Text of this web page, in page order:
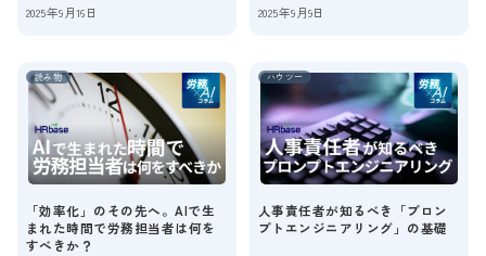
2025年9月16日 2025年9月9日
読み物
「効率化」のその先へ。AIで生
まれた時間で労務担当者は何を
すべきか？
ハウツー
人事責任者が知るべき「プロン
プトエンジニアリング」の基礎